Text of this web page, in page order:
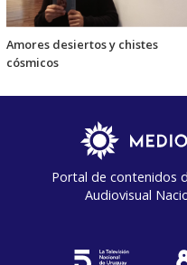
Amores desiertos y chistes
cósmicos
Portal de contenidos
Audiovisual